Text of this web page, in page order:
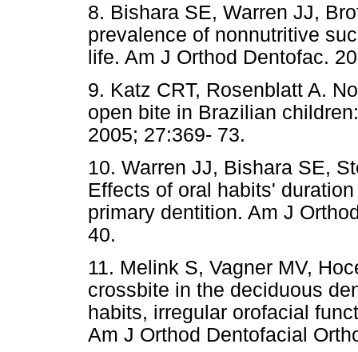
8. Bishara SE, Warren JJ,
prevalence of nonnutritive
life. Am J Orthod Dentofac.
9. Katz CRT, Rosenblatt A.
open bite in Brazilian
2005; 27:369- 73.
10. Warren JJ, Bishara SE,
Effects of oral habits'
primary dentition. Am J
40.
11. Melink S, Vagner MV,
crossbite in the deciduous
habits, irregular orofacial
Am J Orthod Dentofacial